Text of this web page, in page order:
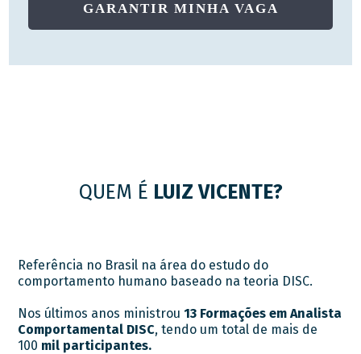
GARANTIR MINHA VAGA
QUEM É LUIZ VICENTE?
Referência no Brasil na área do estudo do
comportamento humano baseado na teoria DISC.
Nos últimos anos ministrou 13 Formações em Analista
Comportamental DISC, tendo um total de mais de
100 mil participantes.